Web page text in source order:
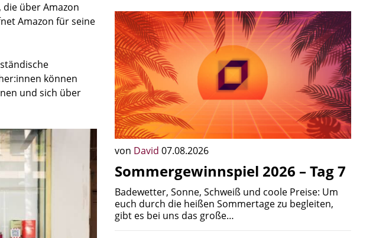
über Amazon
Amazon für seine
können
und sich über
von David 07.08.2026
Sommergewinnspiel 2026 – Tag 7
Badewetter, Sonne, Schweiß und coole Preise: Um
euch durch die heißen Sommertage zu begleiten,
gibt es bei uns das große…